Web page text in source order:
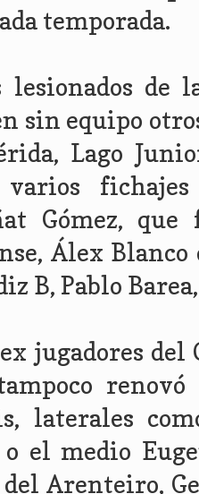
temporada.
lesionados de
sin equipo
Lago
varios
Gómez,
Álex
B, Pablo
jugadores
laterales
o el medio
Arenteiro,